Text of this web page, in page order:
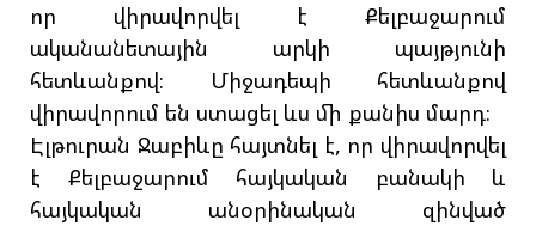
որ վիրավորվել է Քելբաջարում
ականանետային արկի պայթյունի
հետևանքով։ Միջադեպի հետևանքով
վիրավորում են ստացել ևս մի քանիս մարդ։
Էլթուրան Ջաբիևը հայտնել է, որ վիրավորվել
է Քելբաջարում հայկական բանակի և
հայկական անօրինական զինված